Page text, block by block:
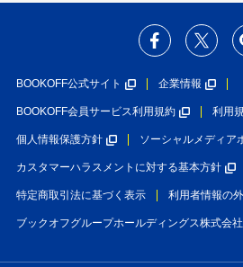
BOOKOFF公式サイト 企業情報
BOOKOFF会員サービス利用規約 利用
個人情報保護方針 ソーシャルメディア
カスタマーハラスメントに対する基本方針
特定商取引法に基づく表示 利用者情報の
ブックオフグループホールディングス株式会社